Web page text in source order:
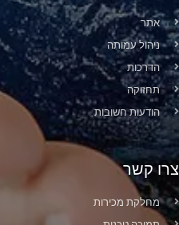
אתר
ניהול עמותה
הדרכות
תחזוקה
הודעות חשובות
צרו קשר
מחלקת מכירות